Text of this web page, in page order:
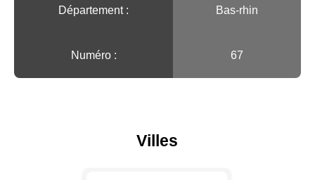
Département : Bas-rhin
Numéro : 67
Villes